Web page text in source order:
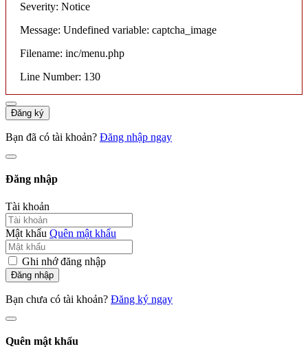
Severity: Notice
Message: Undefined variable: captcha_image
Filename: inc/menu.php
Line Number: 130
Đăng ký
Bạn đã có tài khoản? Đăng nhập ngay
Đăng nhập
Tài khoản
Mật khẩu Quên mật khẩu
Ghi nhớ đăng nhập
Đăng nhập
Bạn chưa có tài khoản? Đăng ký ngay
Quên mật khẩu